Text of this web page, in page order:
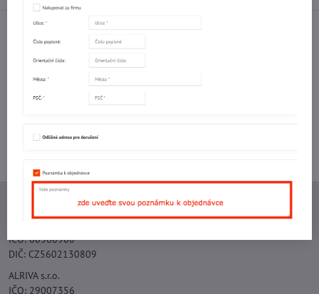
Facebook TwitterBluesky
Potřebujete poradit s objednávkou?
Kontaktujte nás:
+420 577 523 563
Ing. Vojtěch Lečbych - IVL
IČO: 60560908
DIČ: CZ5602130809
ALRIVA s.r.o.
IČO: 29007356